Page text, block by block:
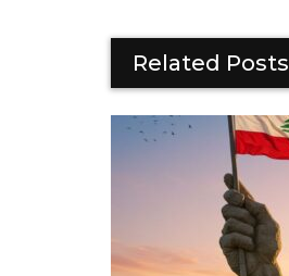
Related Posts